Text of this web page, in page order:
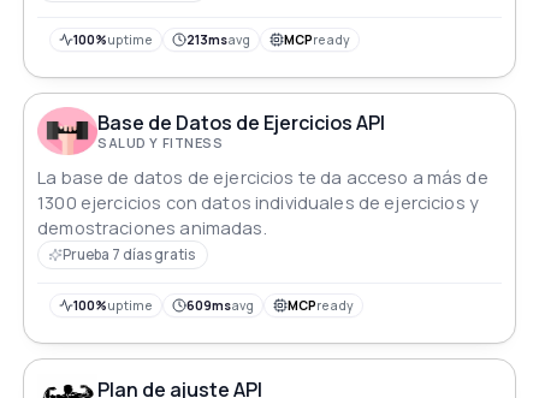
100%uptime 213msavg MCPready
Base de Datos de Ejercicios API
SALUD Y FITNESS
La base de datos de ejercicios te da acceso a más de
1300 ejercicios con datos individuales de ejercicios y
demostraciones animadas.
Prueba 7 días gratis
100%uptime 609msavg MCPready
Plan de ajuste API